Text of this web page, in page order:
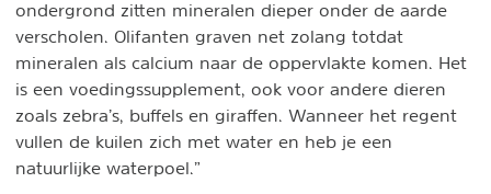
ondergrond zitten mineralen dieper onder de aarde
verscholen. Olifanten graven net zolang totdat
mineralen als calcium naar de oppervlakte komen. Het
is een voedingssupplement, ook voor andere dieren
zoals zebra’s, buffels en giraffen. Wanneer het regent
vullen de kuilen zich met water en heb je een
natuurlijke waterpoel.”